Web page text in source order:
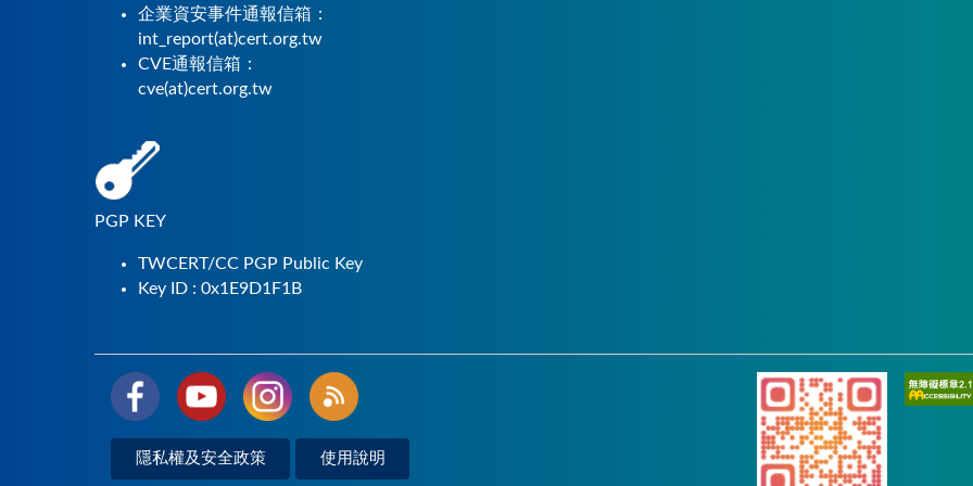
企業資安事件通報信箱：
int_report(at)cert.org.tw
CVE通報信箱：
cve(at)cert.org.tw
PGP KEY
TWCERT/CC PGP Public Key
Key ID : 0x1E9D1F1B
隱私權及安全政策 使用說明